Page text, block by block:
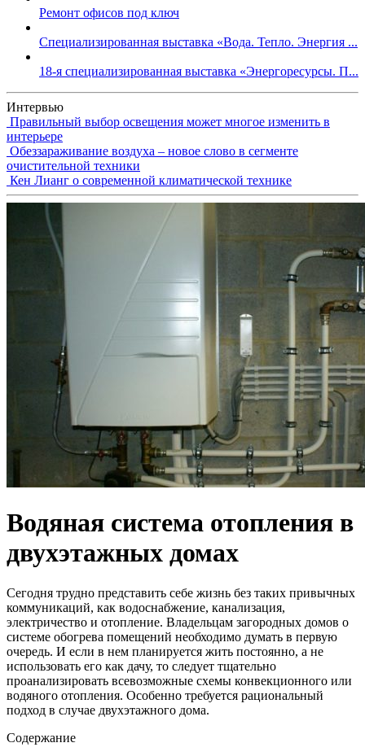
Ремонт офисов под ключ
Специализированная выставка «Вода. Тепло. Энергия ...
18-я специализированная выставка «Энергоресурсы. П...
Интервью
Правильный выбор освещения может многое изменить в
интерьере
Обеззараживание воздуха – новое слово в сегменте
очистительной техники
Кен Лианг о современной климатической технике
Водяная система отопления в
двухэтажных домах
Сегодня трудно представить себе жизнь без таких привычных
коммуникаций, как водоснабжение, канализация,
электричество и отопление. Владельцам загородных домов о
системе обогрева помещений необходимо думать в первую
очередь. И если в нем планируется жить постоянно, а не
использовать его как дачу, то следует тщательно
проанализировать всевозможные схемы конвекционного или
водяного отопления. Особенно требуется рациональный
подход в случае двухэтажного дома.
Содержание